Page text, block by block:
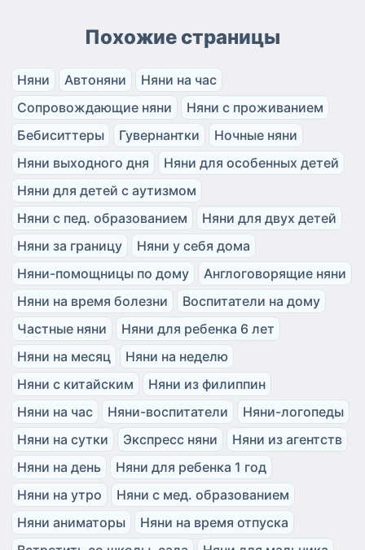
Похожие страницы
Няни Автоняни
Няни на час
Сопровождающие няни
Няни с проживанием
Бебиситтеры
Гувернантки
Ночные няни
Няни выходного дня
Няни для особенных детей
Няни для детей с аутизмом
Няни с пед. образованием
Няни для двух детей
Няни за границу
Няни у себя дома
Няни-помощницы по дому
Англоговорящие няни
Няни на время болезни
Воспитатели на дому
Частные няни
Няни для ребенка 6 лет
Няни на месяц
Няни на неделю
Няни с китайским
Няни из филиппин
Няни на час
Няни-воспитатели
Няни-логопеды
Няни на сутки
Экспресс няни
Няни из агентств
Няни на день
Няни для ребенка 1 год
Няни на утро
Няни с мед. образованием
Няни аниматоры
Няни на время отпуска